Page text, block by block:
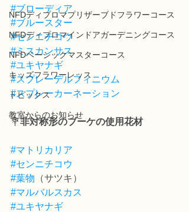
NFDディプロマプリザーブドフラワーコース
NFDディプロマインドアガーデニングコース
NFDベーシックマスターコース
キッズフラワーレッス
トピックス
教室からのお知らせ
#ブローディア
#ブルースター
#センニチコウ
#ミスカンサス
#ユキヤナギ
#スプレーデルフィニウム
#スプレーカーネーション
💐非対称形のブーケの使用花材
#マトリカリア
#センニチコウ
#葉物 （サツキ）
#マルバルスカス
#ユキヤナギ